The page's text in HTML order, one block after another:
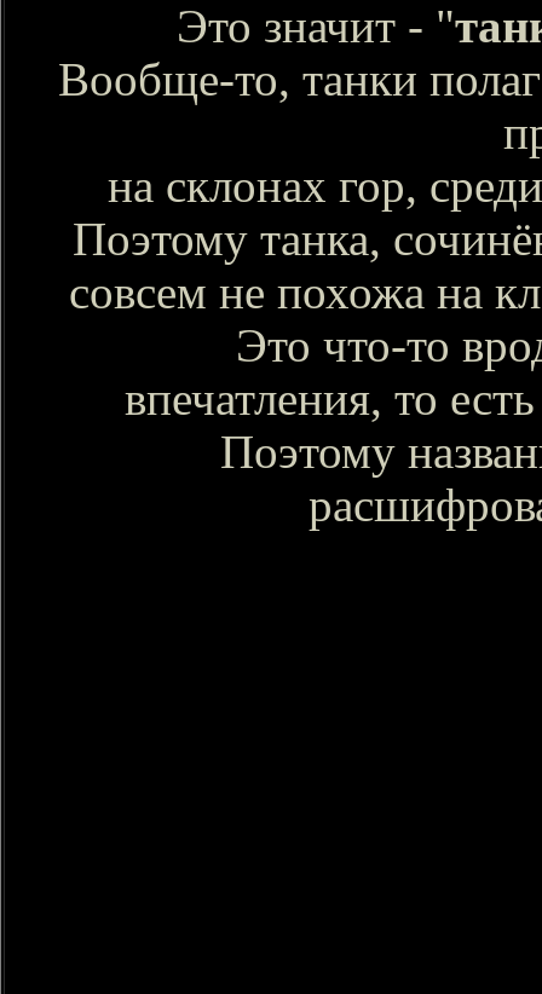
Это значит - "
Вообще-то, танки
на склонах гор,
Поэтому танка,
совсем не похожа на
Это что-то
впечатления, то
Поэтому